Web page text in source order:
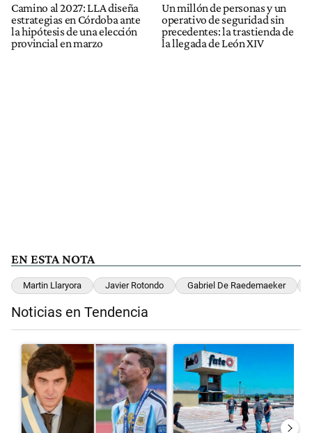
Camino al 2027: LLA diseña
estrategias en Córdoba ante
la hipótesis de una elección
provincial en marzo
Un millón de personas y un
operativo de seguridad sin
precedentes: la trastienda de
la llegada de León XIV
EN ESTA NOTA
Martin Llaryora Javier Rotondo Gabriel De Raedemaeker
Noticias en Tendencia
Un artículo de tendencia con el título "Milei despidió a Jorge Messi
Un artículo de tendencia con el